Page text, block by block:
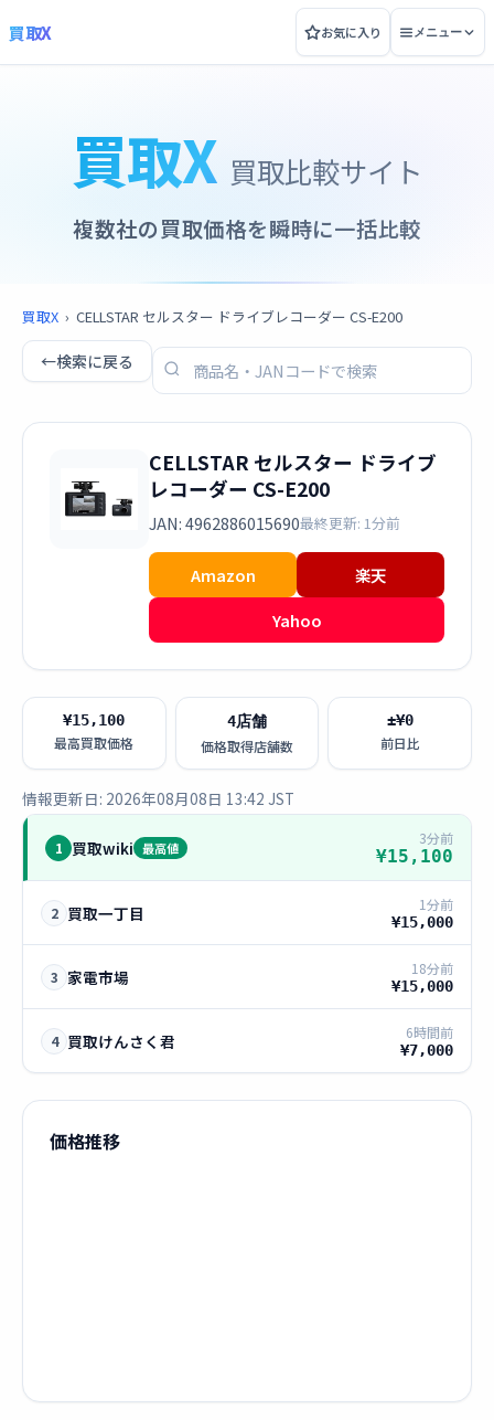
買取X お気に入り メニュー
買取X 買取比較サイト
複数社の買取価格を瞬時に一括比較
買取X › CELLSTAR セルスター ドライブレコーダー CS-E200
←検索に戻る
CELLSTAR セルスター ドライブ
レコーダー CS-E200
JAN: 4962886015690最終更新: 1分前
Amazon
楽天
Yahoo
¥15,100
最高買取価格
4店舗
価格取得店舗数
±¥0
前日比
情報更新日: 2026年08月08日 13:42 JST
1 買取wiki 最高値
3分前
¥15,100
2 買取一丁目 1分前
¥15,000
3 家電市場 18分前
¥15,000
4 買取けんさく君 6時間前
¥7,000
価格推移